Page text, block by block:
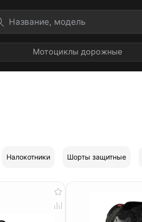
Мотоциклы дорожные
Налокотники Шорты защитные